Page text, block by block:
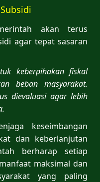
akan terus
agar tepat sasaran
keberpihakan fiskal
beban masyarakat.
dievaluasi agar lebih
keseimbangan
dan keberlanjutan
berharap setiap
maksimal dan
yang paling